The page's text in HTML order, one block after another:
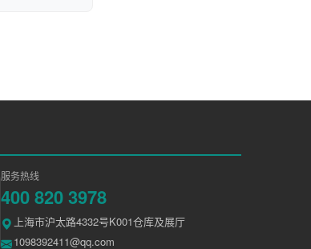
服务热线
400 820 3978
上海市沪太路4332号K001仓库及展厅
1098392411@qq.com